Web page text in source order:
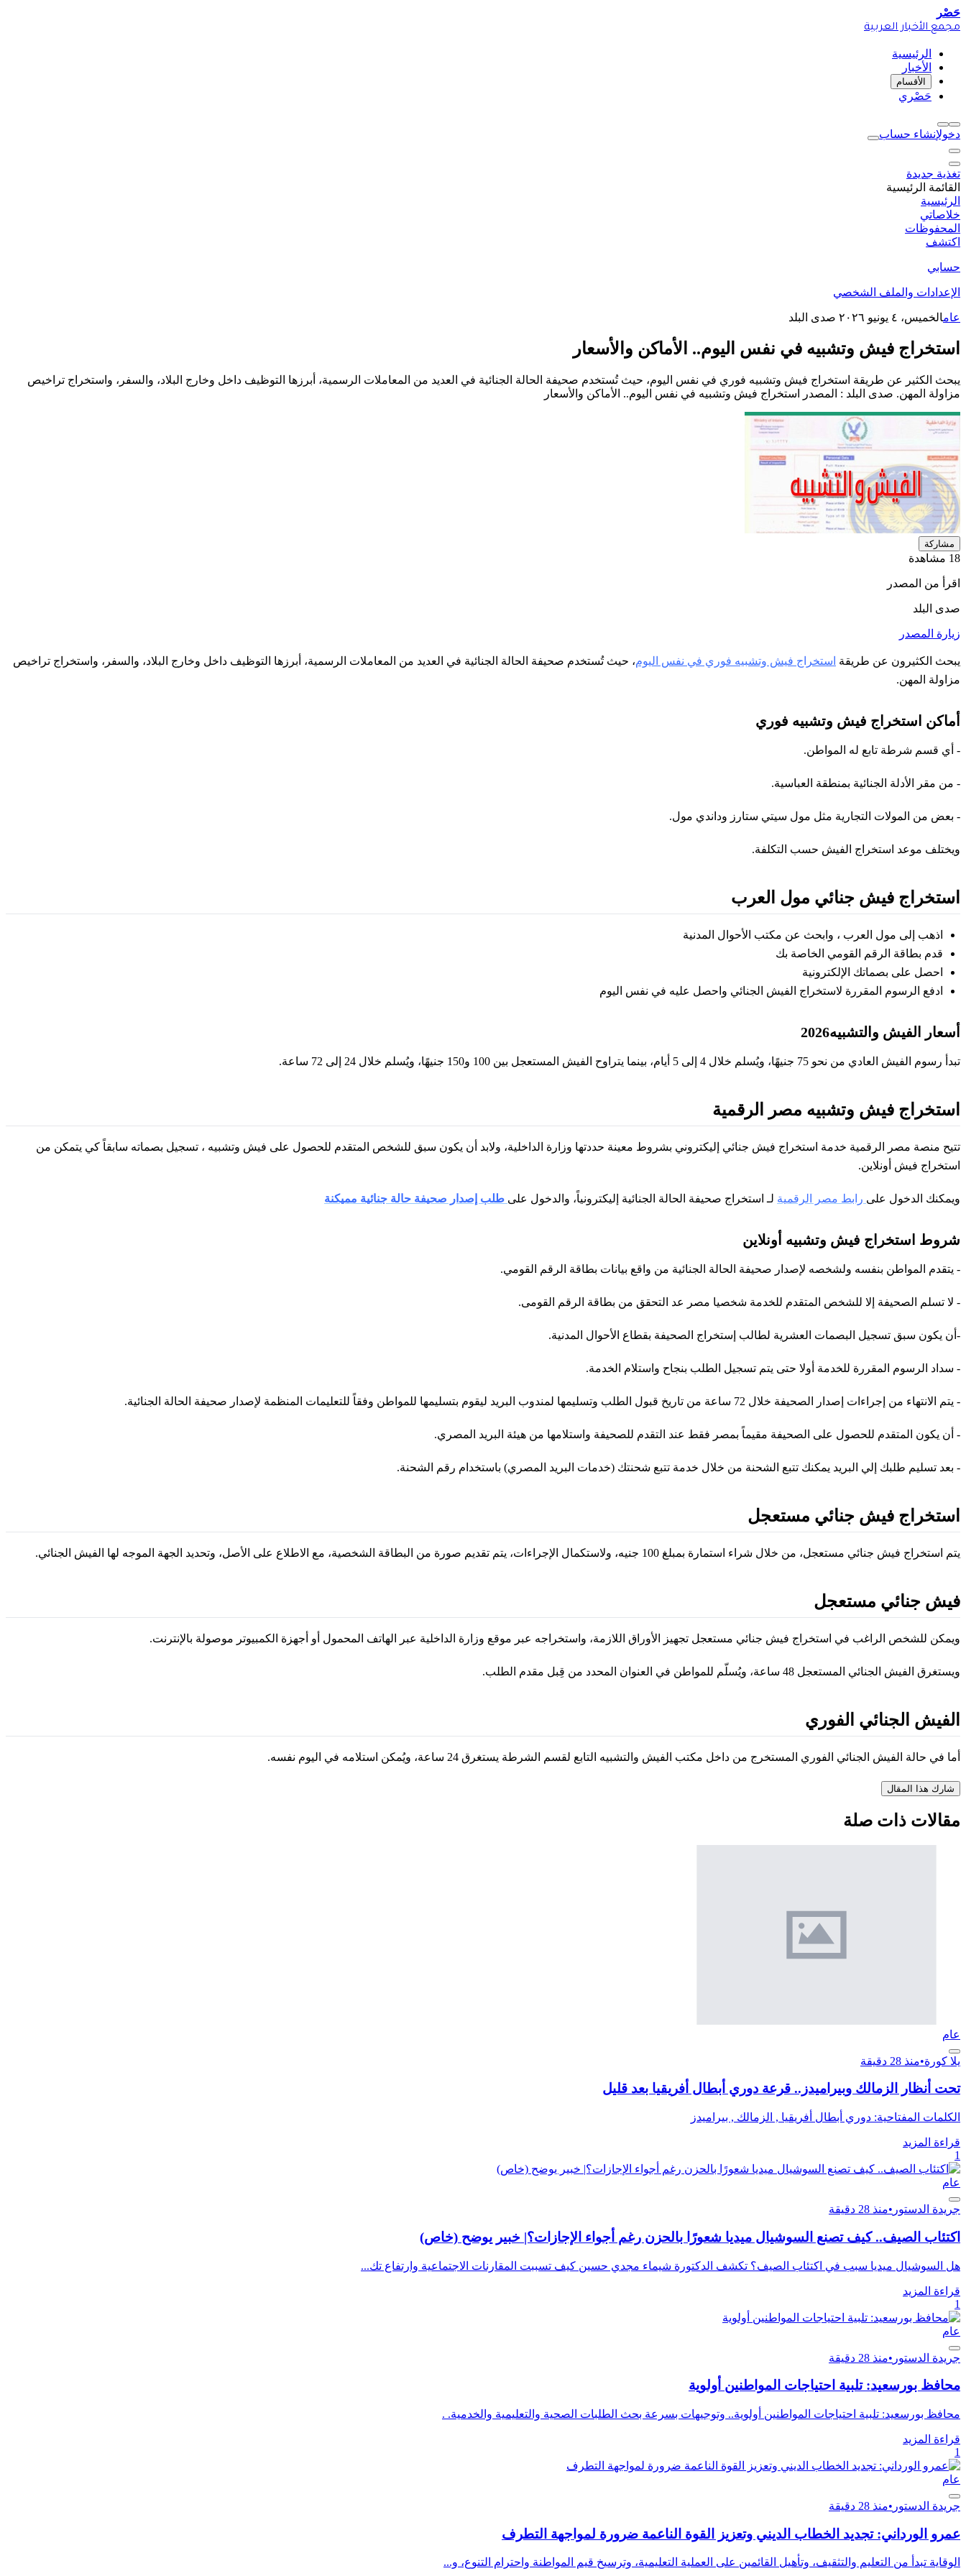
حَصْر
مجمع الأخبار العربية
الرئيسية
الأخبار
الأقسام
حَصْري
دخولإنشاء حساب
تغذية جديدة
القائمة الرئيسية
الرئيسية
خلاصاتي
المحفوظات
اكتشف
حسابي
الإعدادات والملف الشخصي
عامالخميس، ٤ يونيو ٢٠٢٦ صدى البلد
استخراج فيش وتشبيه في نفس اليوم.. الأماكن والأسعار
يبحث الكثير عن طريقة استخراج فيش وتشبيه فوري في نفس اليوم، حيث تُستخدم صحيفة الحالة الجنائية في العديد من المعاملات الرسمية، أبرزها التوظيف داخل وخارج البلاد، والسفر، واستخراج تراخيص
مزاولة المهن. صدى البلد : المصدر استخراج فيش وتشبيه في نفس اليوم.. الأماكن والأسعار
مشاركة
18 مشاهدة
اقرأ من المصدر
صدى البلد
زيارة المصدر
يبحث الكثيرون عن طريقة استخراج فيش وتشبيه فوري في نفس اليوم، حيث تُستخدم صحيفة الحالة الجنائية في العديد من المعاملات الرسمية، أبرزها التوظيف داخل وخارج البلاد، والسفر، واستخراج تراخيص
مزاولة المهن.
أماكن استخراج فيش وتشبيه فوري
- أي قسم شرطة تابع له المواطن.
- من مقر الأدلة الجنائية بمنطقة العباسية.
- بعض من المولات التجارية مثل مول سيتي ستارز وداندي مول.
ويختلف موعد استخراج الفيش حسب التكلفة.
استخراج فيش جنائي مول العرب
اذهب إلى مول العرب ، وابحث عن مكتب الأحوال المدنية
قدم بطاقة الرقم القومي الخاصة بك
احصل على بصماتك الإلكترونية
ادفع الرسوم المقررة لاستخراج الفيش الجنائي واحصل عليه في نفس اليوم
أسعار الفيش والتشبيه2026
تبدأ رسوم الفيش العادي من نحو 75 جنيهًا، ويُسلم خلال 4 إلى 5 أيام، بينما يتراوح الفيش المستعجل بين 100 و150 جنيهًا، ويُسلم خلال 24 إلى 72 ساعة.
استخراج فيش وتشبيه مصر الرقمية
تتيح منصة مصر الرقمية خدمة استخراج فيش جنائي إليكتروني بشروط معينة حددتها وزارة الداخلية، ولابد أن يكون سبق للشخص المتقدم للحصول على فيش وتشبيه ، تسجيل بصماته سابقاً كي يتمكن من
استخراج فيش أونلاين.
ويمكنك الدخول على رابط مصر الرقمية لـ استخراج صحيفة الحالة الجنائية إليكترونياً، والدخول على طلب إصدار صحيفة حالة جنائية مميكنة
شروط استخراج فيش وتشبيه أونلاين
- يتقدم المواطن بنفسه ولشخصه لإصدار صحيفة الحالة الجنائية من واقع بيانات بطاقة الرقم القومي.
- لا تسلم الصحيفة إلا للشخص المتقدم للخدمة شخصيا مصر عد التحقق من بطاقة الرقم القومى.
-أن يكون سبق تسجيل البصمات العشرية لطالب إستخراج الصحيفة بقطاع الأحوال المدنية.
- سداد الرسوم المقررة للخدمة أولا حتى يتم تسجيل الطلب بنجاح واستلام الخدمة.
- يتم الانتهاء من إجراءات إصدار الصحيفة خلال 72 ساعة من تاريخ قبول الطلب وتسليمها لمندوب البريد ليقوم بتسليمها للمواطن وفقاً للتعليمات المنظمة لإصدار صحيفة الحالة الجنائية.
- أن يكون المتقدم للحصول على الصحيفة مقيماً بمصر فقط عند التقدم للصحيفة واستلامها من هيئة البريد المصري.
- بعد تسليم طلبك إلي البريد يمكنك تتبع الشحنة من خلال خدمة تتبع شحنتك (خدمات البريد المصري) باستخدام رقم الشحنة.
استخراج فيش جنائي مستعجل
يتم استخراج فيش جنائي مستعجل، من خلال شراء استمارة بمبلغ 100 جنيه، ولاستكمال الإجراءات، يتم تقديم صورة من البطاقة الشخصية، مع الاطلاع على الأصل، وتحديد الجهة الموجه لها الفيش الجنائي.
فيش جنائي مستعجل
ويمكن للشخص الراغب في استخراج فيش جنائي مستعجل تجهيز الأوراق اللازمة، واستخراجه عبر موقع وزارة الداخلية عبر الهاتف المحمول أو أجهزة الكمبيوتر موصولة بالإنترنت.
ويستغرق الفيش الجنائي المستعجل 48 ساعة، ويُسلّم للمواطن في العنوان المحدد من قِبل مقدم الطلب.
الفيش الجنائي الفوري
أما في حالة الفيش الجنائي الفوري المستخرج من داخل مكتب الفيش والتشبيه التابع لقسم الشرطة يستغرق 24 ساعة، ويُمكن استلامه في اليوم نفسه.
شارك هذا المقال
مقالات ذات صلة
عام
يلا كورة•منذ 28 دقيقة
تحت أنظار الزمالك وبيراميدز.. قرعة دوري أبطال أفريقيا بعد قليل
الكلمات المفتاحية: دوري أبطال أفريقيا , الزمالك , بيراميدز
قراءة المزيد
1
عام
جريدة الدستور •منذ 28 دقيقة
اكتئاب الصيف.. كيف تصنع السوشيال ميديا شعورًا بالحزن رغم أجواء الإجازات؟| خبير يوضح (خاص)
هل السوشيال ميديا سبب في اكتئاب الصيف؟ تكشف الدكتورة شيماء مجدي حسين كيف تسببت المقارنات الاجتماعية وارتفاع تك...
قراءة المزيد
1
عام
جريدة الدستور •منذ 28 دقيقة
محافظ بورسعيد: تلبية احتياجات المواطنين أولوية
محافظ بورسعيد: تلبية احتياجات المواطنين أولوية.. وتوجيهات بسرعة بحث الطلبات الصحية والتعليمية والخدمية. .
قراءة المزيد
1
عام
جريدة الدستور •منذ 28 دقيقة
عمرو الورداني: تجديد الخطاب الديني وتعزيز القوة الناعمة ضرورة لمواجهة التطرف
الوقاية تبدأ من التعليم والتثقيف، وتأهيل القائمين على العملية التعليمية، وترسيخ قيم المواطنة واحترام التنوع، و...